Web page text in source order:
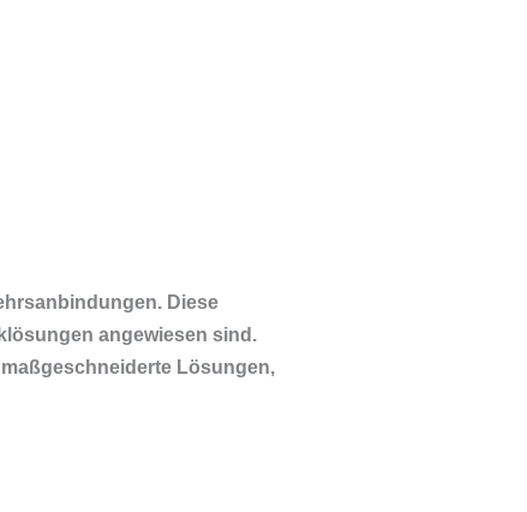
Diese
angewiesen sind.
Lösungen,